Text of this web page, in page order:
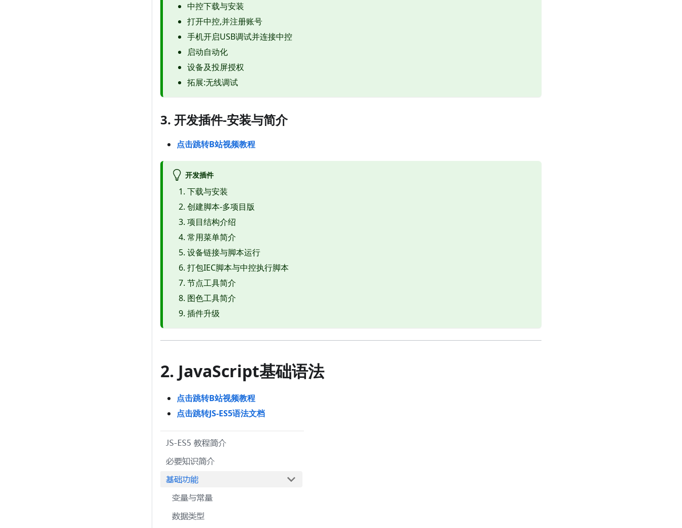
中控下载与安装
打开中控,并注册账号
手机开启USB调试并连接中控
启动自动化
设备及投屏授权
拓展:无线调试
3. 开发插件-安装与简介
点击跳转B站视频教程
开发插件
下载与安装
创建脚本-多项目版
项目结构介绍
常用菜单简介
设备链接与脚本运行
打包IEC脚本与中控执行脚本
节点工具简介
图色工具简介
插件升级
2. JavaScript基础语法
点击跳转B站视频教程
点击跳转JS-ES5语法文档